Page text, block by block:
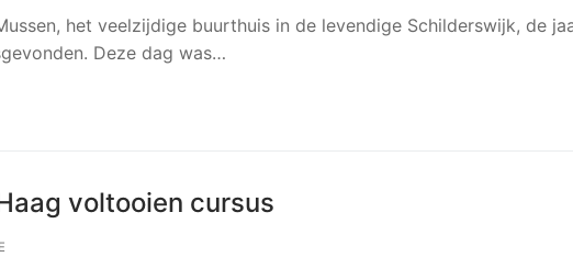
het veelzijdige buurthuis in de levendige Schilderswijk, de
Deze dag was…
voltooien cursus